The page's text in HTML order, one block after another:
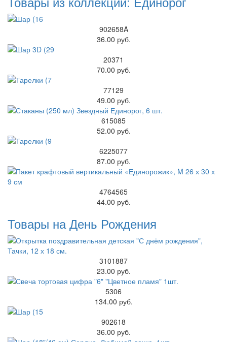
902658A
36.00 руб.
20371
70.00 руб.
77129
49.00 руб.
615085
52.00 руб.
6225077
87.00 руб.
4764565
44.00 руб.
Товары на День Рождения
3101887
23.00 руб.
5306
134.00 руб.
902618
36.00 руб.